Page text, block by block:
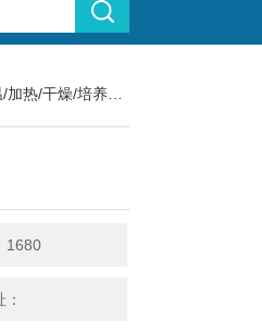
热/干燥/培养设备
1680